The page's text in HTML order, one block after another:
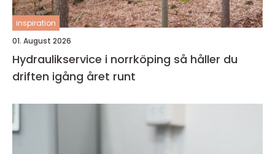
inspiration
01. August 2026
Hydraulikservice i norrköping så håller du
driften igång året runt